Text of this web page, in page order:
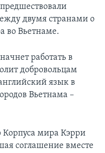
двумя странами о
во Вьетнаме.
работать в
добровольцам
язык в
Вьетнама –
Корпуса мира Кэрри
соглашение вместе